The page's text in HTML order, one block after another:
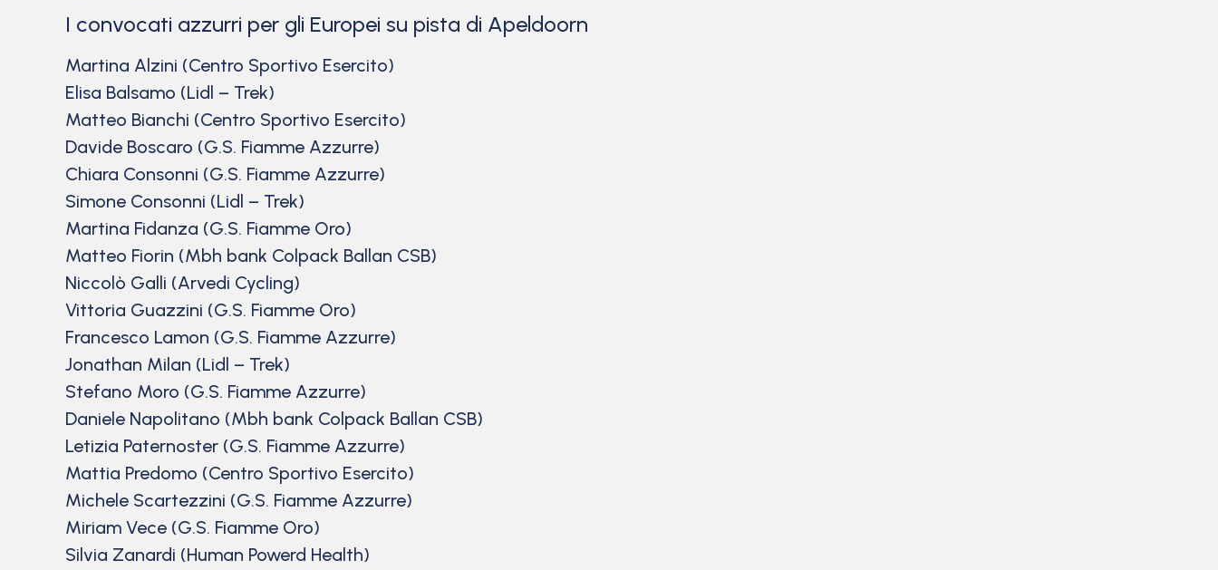
I convocati azzurri per gli Europei su pista di Apeldoorn
Martina Alzini (Centro Sportivo Esercito)
Elisa Balsamo (Lidl – Trek)
Matteo Bianchi (Centro Sportivo Esercito)
Davide Boscaro (G.S. Fiamme Azzurre)
Chiara Consonni (G.S. Fiamme Azzurre)
Simone Consonni (Lidl – Trek)
Martina Fidanza (G.S. Fiamme Oro)
Matteo Fiorin (Mbh bank Colpack Ballan CSB)
Niccolò Galli (Arvedi Cycling)
Vittoria Guazzini (G.S. Fiamme Oro)
Francesco Lamon (G.S. Fiamme Azzurre)
Jonathan Milan (Lidl – Trek)
Stefano Moro (G.S. Fiamme Azzurre)
Daniele Napolitano (Mbh bank Colpack Ballan CSB)
Letizia Paternoster (G.S. Fiamme Azzurre)
Mattia Predomo (Centro Sportivo Esercito)
Michele Scartezzini (G.S. Fiamme Azzurre)
Miriam Vece (G.S. Fiamme Oro)
Silvia Zanardi (Human Powerd Health)